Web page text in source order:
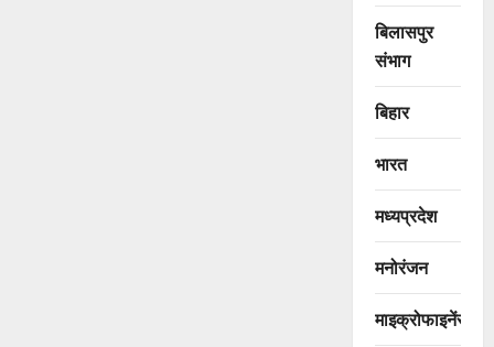
बिलासपुर
संभाग
बिहार
भारत
मध्यप्रदेश
मनोरंजन
माइक्रोफाइनेंस